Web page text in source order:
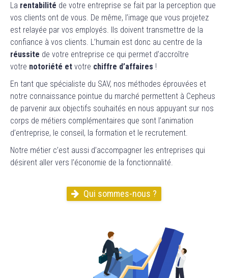
La rentabilité de votre entreprise se fait par la perception que
vos clients ont de vous. De même, l’image que vous projetez
est relayée par vos employés. Ils doivent transmettre de la
confiance à vos clients. L’humain est donc au centre de la
réussite de votre entreprise ce qui permet d’accroître
votre notoriété et votre chiffre d’affaires !
En tant que spécialiste du SAV, nos méthodes éprouvées et
notre connaissance pointue du marché permettent à Cepheus
de parvenir aux objectifs souhaités en nous appuyant sur nos
corps de métiers complémentaires que sont l’animation
d’entreprise, le conseil, la formation et le recrutement.
Notre métier c’est aussi d’accompagner les entreprises qui
désirent aller vers l’économie de la fonctionnalité.
Qui sommes-nous ?